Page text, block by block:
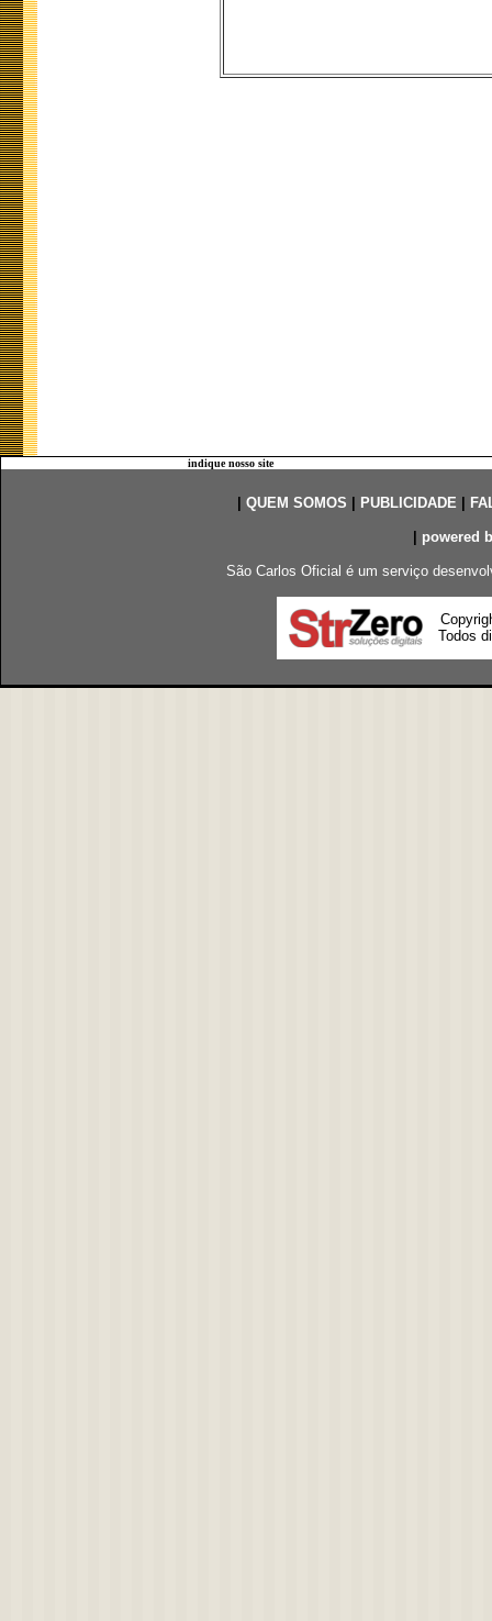
indique nosso site
QUEM SOMOS PUBLICIDADE|
powered
São Carlos Oficial é um serviço
Todos